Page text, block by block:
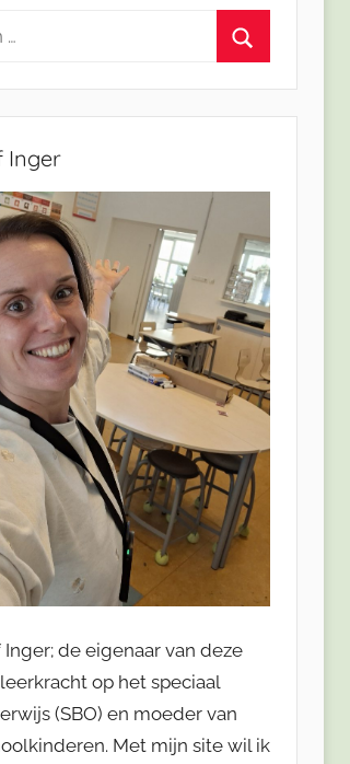
Inger
Inger; de eigenaar van deze
op het speciaal
(SBO) en moeder van
Met mijn site wil ik